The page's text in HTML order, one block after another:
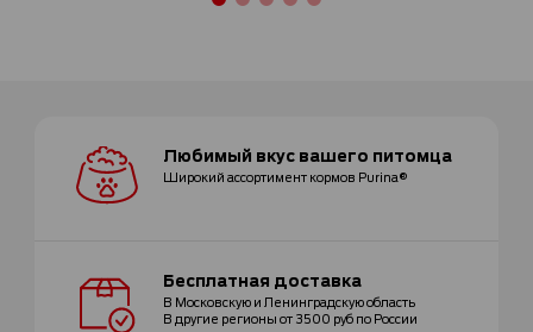
Любимый вкусвашего питомца
Широкий ассортимент кормов Purina®
Бесплатная доставка
В Московскую и Ленинградскую область
В другие регионы от 3500 руб по России